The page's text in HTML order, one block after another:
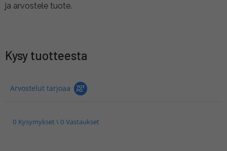
ja arvostele tuote.
Kysy tuotteesta
Arvostelut tarjoaa
0 Kysymykset \ 0 Vastaukset